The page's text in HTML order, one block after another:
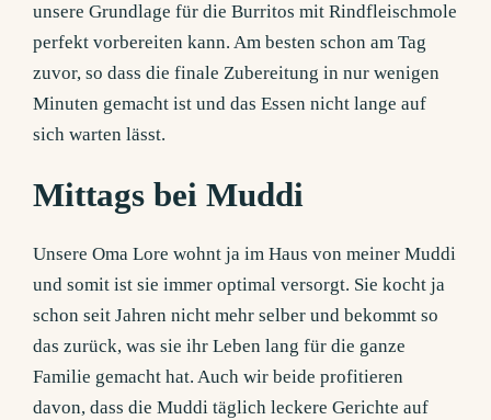
unsere Grundlage für die Burritos mit Rindfleischmole
perfekt vorbereiten kann. Am besten schon am Tag
zuvor, so dass die finale Zubereitung in nur wenigen
Minuten gemacht ist und das Essen nicht lange auf
sich warten lässt.
Mittags bei Muddi
Unsere Oma Lore wohnt ja im Haus von meiner Muddi
und somit ist sie immer optimal versorgt. Sie kocht ja
schon seit Jahren nicht mehr selber und bekommt so
das zurück, was sie ihr Leben lang für die ganze
Familie gemacht hat. Auch wir beide profitieren
davon, dass die Muddi täglich leckere Gerichte auf